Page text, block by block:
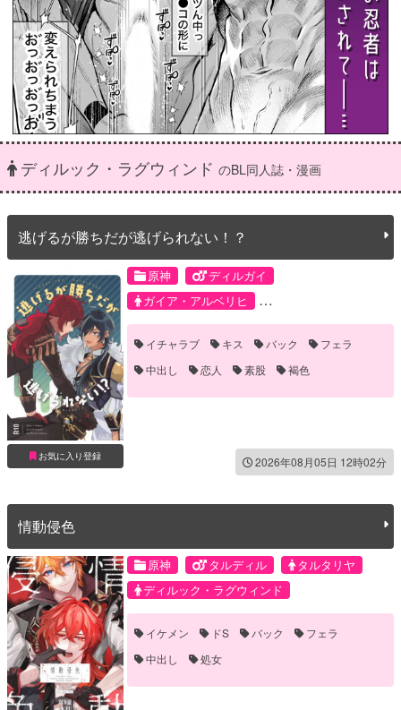
ディルック・ラグウィンド のBL同人誌・漫画
逃げるが勝ちだが逃げられない！？
お気に入り登録
原神
ディルガイ
ガイア・アルベリヒ
ディルック・ラグウィンド
イチャラブ キス バック
フェラ
中出し
恋人 素股 褐色
2026年08月05日 12時02分
情動侵色
原神 タルディル
タルタリヤ
ディルック・ラグウィンド
イケメン ドS バック
フェラ
中出し
処女